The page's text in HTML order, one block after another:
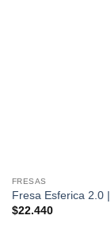
FRESAS
Fresa Esferica 2.0
$22.440